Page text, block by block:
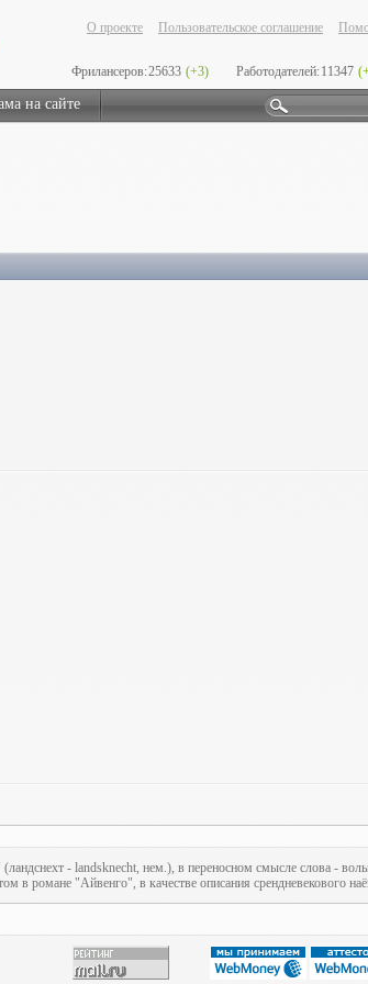
О проекте Пользовательское соглашение
Фрилансеров:25633 (+3) Работодателей:11347
на сайте
- landsknecht, нем.), в переносном смысле слова -
в романе "Айвенго", в качестве описания срендневекового